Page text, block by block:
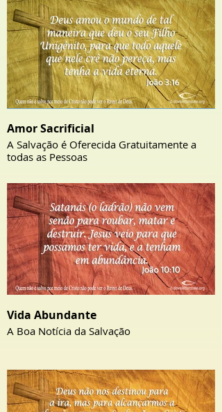
Amor Sacrificial
A Salvação é Oferecida Gratuitamente a
todas as Pessoas
Vida Abundante
A Boa Notícia da Salvação